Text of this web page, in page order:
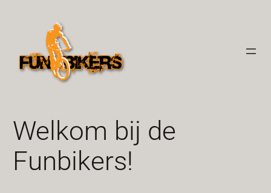
inhoud
Welkom bij de
Funbikers!